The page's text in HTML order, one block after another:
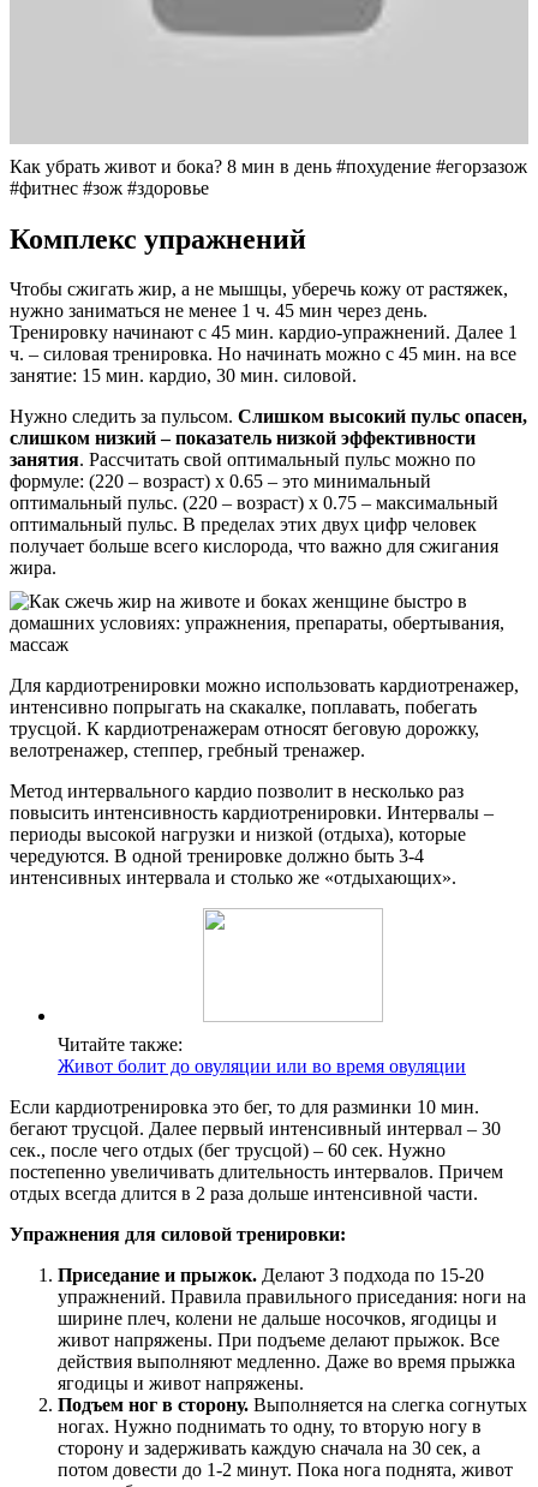
Как убрать живот и бока? 8 мин в день #похудение #егорзазож
#фитнес #зож #здоровье
Комплекс упражнений
Чтобы сжигать жир, а не мышцы, уберечь кожу от растяжек,
нужно заниматься не менее 1 ч. 45 мин через день.
Тренировку начинают с 45 мин. кардио-упражнений. Далее 1
ч. – силовая тренировка. Но начинать можно с 45 мин. на все
занятие: 15 мин. кардио, 30 мин. силовой.
Нужно следить за пульсом. Слишком высокий пульс опасен,
слишком низкий – показатель низкой эффективности
занятия. Рассчитать свой оптимальный пульс можно по
формуле: (220 – возраст) х 0.65 – это минимальный
оптимальный пульс. (220 – возраст) х 0.75 – максимальный
оптимальный пульс. В пределах этих двух цифр человек
получает больше всего кислорода, что важно для сжигания
жира.
Для кардиотренировки можно использовать кардиотренажер,
интенсивно попрыгать на скакалке, поплавать, побегать
трусцой. К кардиотренажерам относят беговую дорожку,
велотренажер, степпер, гребный тренажер.
Метод интервального кардио позволит в несколько раз
повысить интенсивность кардиотренировки. Интервалы –
периоды высокой нагрузки и низкой (отдыха), которые
чередуются. В одной тренировке должно быть 3-4
интенсивных интервала и столько же «отдыхающих».
Читайте также:
Живот болит до овуляции или во время овуляции
Если кардиотренировка это бег, то для разминки 10 мин.
бегают трусцой. Далее первый интенсивный интервал – 30
сек., после чего отдых (бег трусцой) – 60 сек. Нужно
постепенно увеличивать длительность интервалов. Причем
отдых всегда длится в 2 раза дольше интенсивной части.
Упражнения для силовой тренировки:
Приседание и прыжок. Делают 3 подхода по 15-20
упражнений. Правила правильного приседания: ноги на
ширине плеч, колени не дальше носочков, ягодицы и
живот напряжены. При подъеме делают прыжок. Все
действия выполняют медленно. Даже во время прыжка
ягодицы и живот напряжены.
Подъем ног в сторону. Выполняется на слегка согнутых
ногах. Нужно поднимать то одну, то вторую ногу в
сторону и задерживать каждую сначала на 30 сек, а
потом довести до 1-2 минут. Пока нога поднята, живот